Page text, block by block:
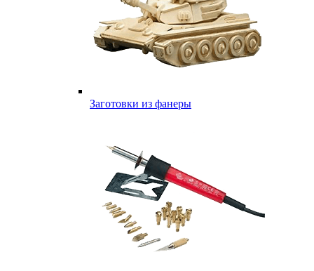
Заготовки из фанеры